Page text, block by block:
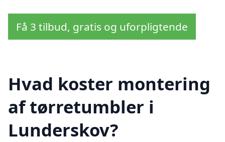
Få 3 tilbud, gratis og uforpligtende
Hvad koster montering
af tørretumbler i
Lunderskov?